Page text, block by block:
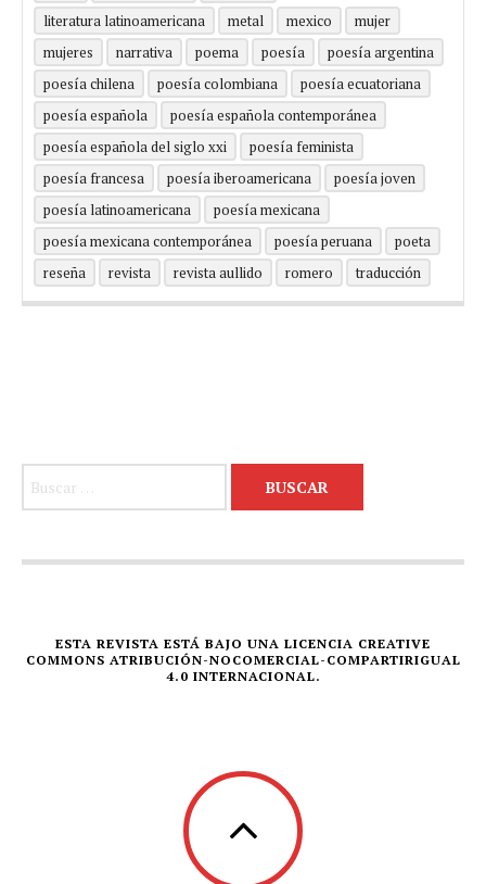
literatura latinoamericana
metal mexico
mujer
mujeres
narrativa poema poesía
poesía argentina
poesía chilena
poesía colombiana
poesía ecuatoriana
poesía española
poesía española contemporánea
poesía española del siglo xxi
poesía feminista
poesía francesa
poesía iberoamericana
poesía joven
poesía latinoamericana
poesía mexicana
poesía mexicana contemporánea
poesía peruana
poeta
reseña
revista revista aullido romero traducción
ESTA REVISTA ESTÁ BAJO UNA LICENCIA CREATIVE
COMMONS ATRIBUCIÓN-NOCOMERCIAL-COMPARTIRIGUAL
4.0 INTERNACIONAL.